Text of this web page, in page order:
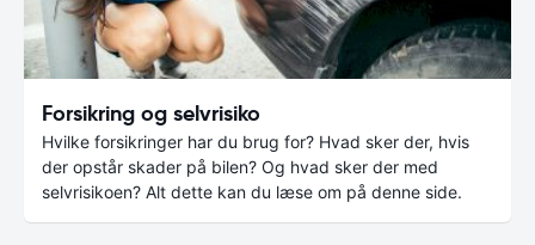
Forsikring og selvrisiko
Hvilke forsikringer har du brug for? Hvad sker der, hvis
der opstår skader på bilen? Og hvad sker der med
selvrisikoen? Alt dette kan du læse om på denne side.